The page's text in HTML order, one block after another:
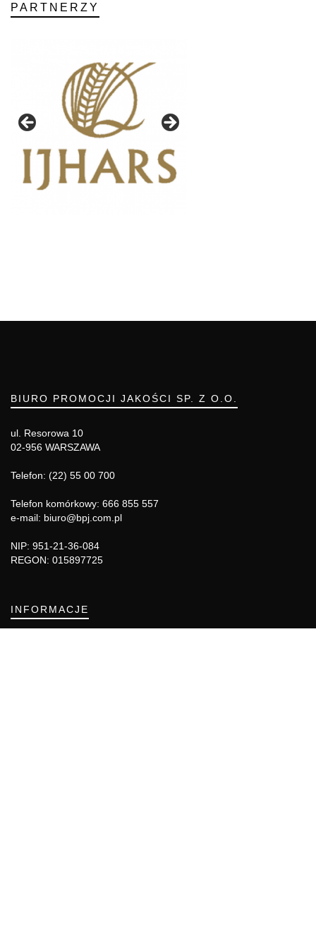
PARTNERZY
BIURO PROMOCJI JAKOŚCI SP. Z O.O.
ul. Resorowa 10
02-956 WARSZAWA
Telefon: (22) 55 00 700
Telefon komórkowy: 666 855 557
e-mail: biuro@bpj.com.pl
NIP: 951-21-36-084
REGON: 015897725
INFORMACJE